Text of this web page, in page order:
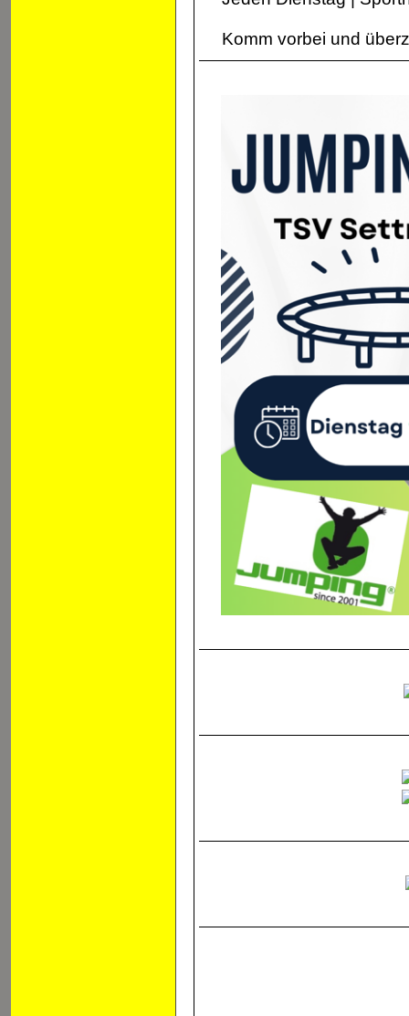
Komm vorbei und